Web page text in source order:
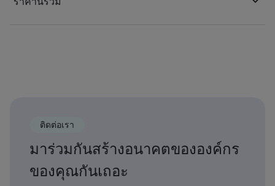
ติดต่อเรา
มาร่วมกันสร้างอนาคตขององค์กร
ของคุณกันเถอะ